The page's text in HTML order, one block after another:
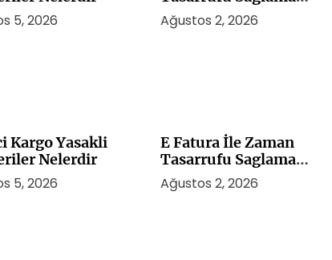
5, 2026
Yontemleri
Ağustos 2, 2026
Kargo Yasakli
Nelerdir
5, 2026
E Fatura İle Zaman
Tasarrufu Saglama
Yontemleri
Ağustos 2, 2026